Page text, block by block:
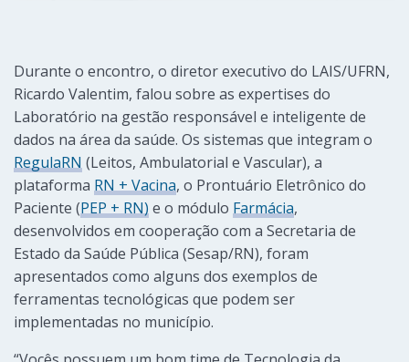
Durante o encontro, o diretor executivo do LAIS/UFRN,
Ricardo Valentim, falou sobre as expertises do
Laboratório na gestão responsável e inteligente de
dados na área da saúde. Os sistemas que integram o
RegulaRN (Leitos, Ambulatorial e Vascular), a
plataforma RN + Vacina, o Prontuário Eletrônico do
Paciente (PEP + RN) e o módulo Farmácia,
desenvolvidos em cooperação com a Secretaria de
Estado da Saúde Pública (Sesap/RN), foram
apresentados como alguns dos exemplos de
ferramentas tecnológicas que podem ser
implementadas no município.